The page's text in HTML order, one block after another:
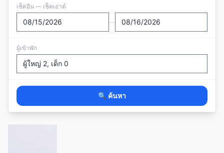
เช็คอิน — เช็คเอาต์
—
ผู้เข้าพัก
🔍 ค้นหา